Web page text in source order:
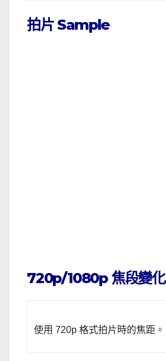
拍片 Sample
720p/1080p 焦段變化
使用 720p 格式拍片時的焦距。